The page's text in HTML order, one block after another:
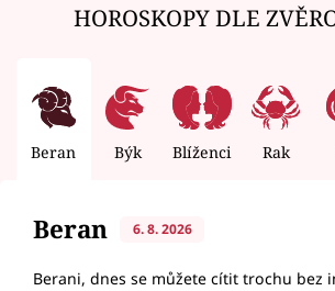
HOROSKOPY DLE
Beran Býk Blíženci Rak
Beran 6. 8. 2026
Berani, dnes se můžete cítit trochu bez